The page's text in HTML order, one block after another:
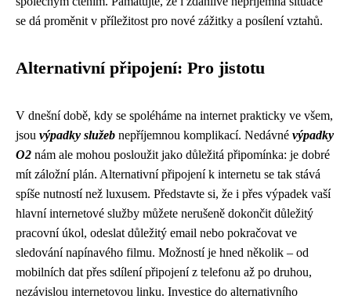
se dá proměnit v příležitost pro nové zážitky a posílení vztahů.
Alternativní připojení: Pro jistotu
V dnešní době, kdy se spoléháme na internet prakticky ve všem,
jsou výpadky služeb nepříjemnou komplikací. Nedávné výpadky
O2 nám ale mohou posloužit jako důležitá připomínka: je dobré
mít záložní plán. Alternativní připojení k internetu se tak stává
spíše nutností než luxusem. Představte si, že i přes výpadek vaší
hlavní internetové služby můžete nerušeně dokončit důležitý
pracovní úkol, odeslat důležitý email nebo pokračovat ve
sledování napínavého filmu. Možností je hned několik – od
mobilních dat přes sdílení připojení z telefonu až po druhou,
nezávislou internetovou linku. Investice do alternativního